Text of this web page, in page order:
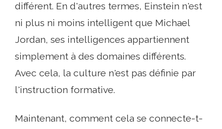
différent. En d'autres termes, Einstein n'est
ni plus ni moins intelligent que Michael
Jordan, ses intelligences appartiennent
simplement à des domaines différents.
Avec cela, la culture n'est pas définie par
l'instruction formative.
Maintenant, comment cela se connecte-t-